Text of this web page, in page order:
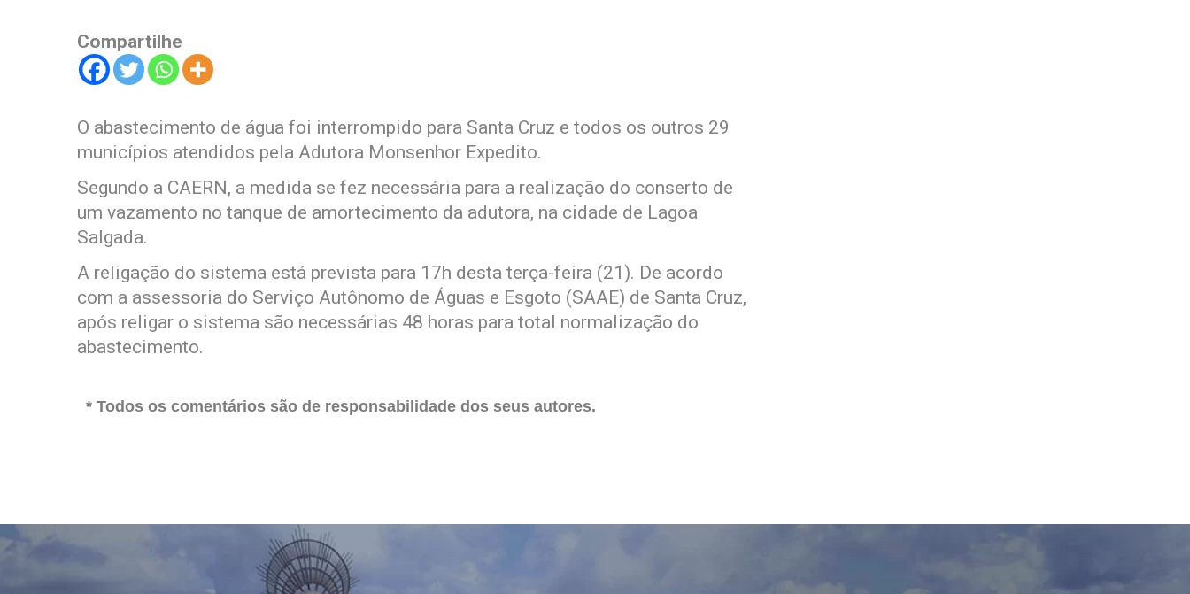
Compartilhe
O abastecimento de água foi interrompido para Santa Cruz e todos os outros 29
municípios atendidos pela Adutora Monsenhor Expedito.
Segundo a CAERN, a medida se fez necessária para a realização do conserto de
um vazamento no tanque de amortecimento da adutora, na cidade de Lagoa
Salgada.
A religação do sistema está prevista para 17h desta terça-feira (21). De acordo
com a assessoria do Serviço Autônomo de Águas e Esgoto (SAAE) de Santa Cruz,
após religar o sistema são necessárias 48 horas para total normalização do
abastecimento.
* Todos os comentários são de responsabilidade dos seus autores.